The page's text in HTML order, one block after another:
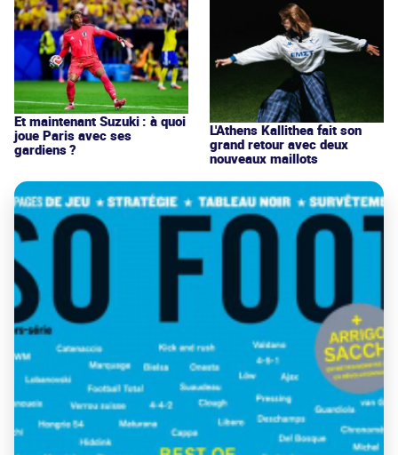
Et maintenant Suzuki : à quoi
joue Paris avec ses
gardiens ?
L'Athens Kallithea fait son
grand retour avec deux
nouveaux maillots